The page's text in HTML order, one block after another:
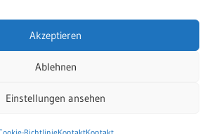
Akzeptieren
Ablehnen
Einstellungen ansehen
Wellington von ThemeZee.